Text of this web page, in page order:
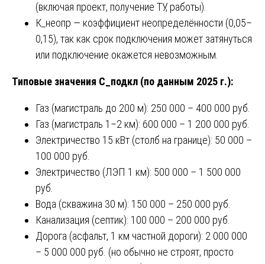
(включая проект, получение ТУ, работы).
К_неопр — коэффициент неопределённости (0,05–
0,15), так как срок подключения может затянуться
или подключение окажется невозможным.
Типовые значения С_подкл (по данным 2025 г.):
Газ (магистраль до 200 м): 250 000 – 400 000 руб.
Газ (магистраль 1–2 км): 600 000 – 1 200 000 руб.
Электричество 15 кВт (столб на границе): 50 000 –
100 000 руб.
Электричество (ЛЭП 1 км): 500 000 – 1 500 000
руб.
Вода (скважина 30 м): 150 000 – 250 000 руб.
Канализация (септик): 100 000 – 200 000 руб.
Дорога (асфальт, 1 км частной дороги): 2 000 000
– 5 000 000 руб. (но обычно не строят, просто